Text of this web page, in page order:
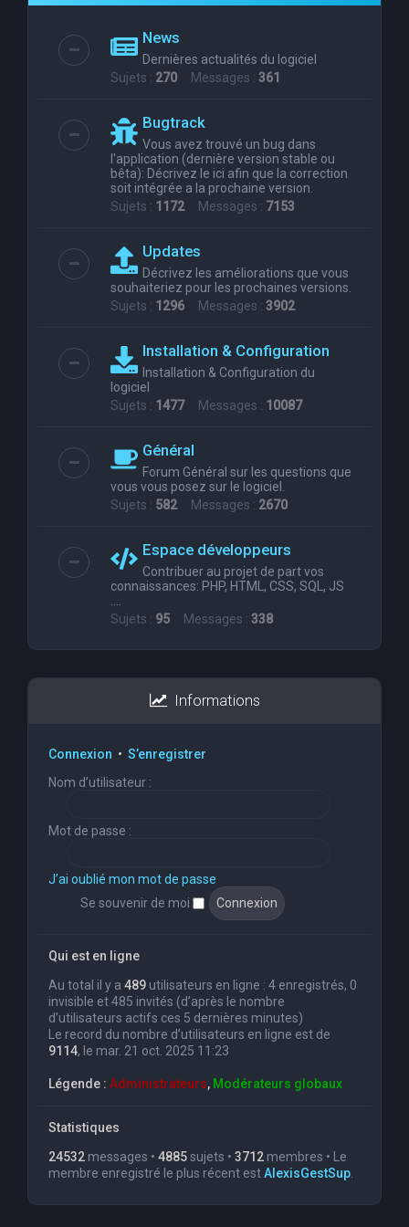
News
Dernières actualités du logiciel
Sujets : 270 Messages : 361
Bugtrack
Vous avez trouvé un bug dans
l'application (dernière version stable ou
bêta): Décrivez le ici afin que la correction
soit intégrée a la prochaine version.
Sujets : 1172Messages : 7153
Updates
Décrivez les améliorations que vous
souhaiteriez pour les prochaines versions.
Sujets : 1296 Messages : 3902
Installation & Configuration
Installation & Configuration du
logiciel
Sujets : 1477Messages : 10087
Général
Forum Général sur les questions que
vous vous posez sur le logiciel.
Sujets : 582Messages : 2670
Espace développeurs
Contribuer au projet de part vos
connaissances: PHP, HTML, CSS, SQL, JS
....
Sujets : 95 Messages : 338
Informations
Connexion • S’enregistrer
Nom d’utilisateur :
Mot de passe :
J’ai oublié mon mot de passe
Se souvenir de moi
Qui est en ligne
Au total il y a 489 utilisateurs en ligne : 4 enregistrés, 0
invisible et 485 invités (d’après le nombre
d’utilisateurs actifs ces 5 dernières minutes)
Le record du nombre d’utilisateurs en ligne est de
9114, le mar. 21 oct. 2025 11:23
Légende : Administrateurs, Modérateurs globaux
Statistiques
24532 messages • 4885sujets • 3712 membres • Le
membre enregistré le plus récent estAlexisGestSup.